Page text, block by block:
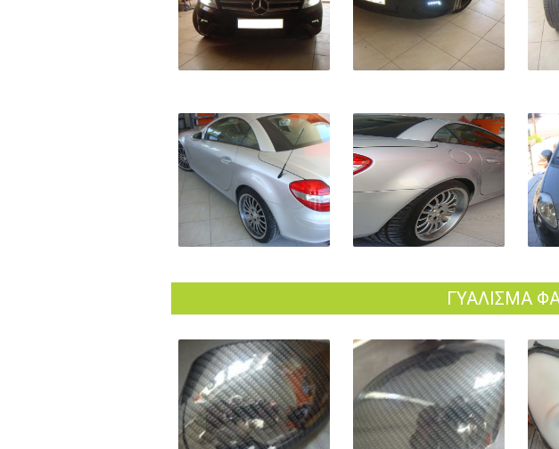
ΓΥΑΛΙΣΜΑ